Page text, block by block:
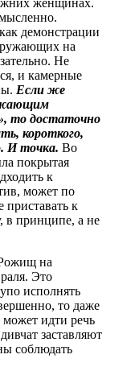
демонстрации
на
Не
и камерные
Если же
то достаточно
короткого,
И точка. Во
покрытая
к
может по
приставать к
в принципе, а не
на
Это
исполнять
то даже
идти речь
заставляют
соблюдать